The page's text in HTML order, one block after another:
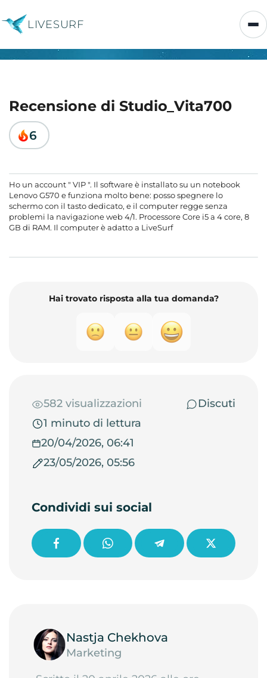
LIVESURF
Recensione di Studio_Vita700
6
Ho un account " VIP ". Il software è installato su un notebook
Lenovo G570 e funziona molto bene: posso spegnere lo
schermo con il tasto dedicato, e il computer regge senza
problemi la navigazione web 4/1. Processore Core i5 a 4 core, 8
GB di RAM. Il computer è adatto a LiveSurf
Hai trovato risposta alla tua domanda?
582 visualizzazioni
Discuti
1 minuto di lettura
20/04/2026, 06:41
23/05/2026, 05:56
Condividi sui social
Nastja Chekhova
Marketing